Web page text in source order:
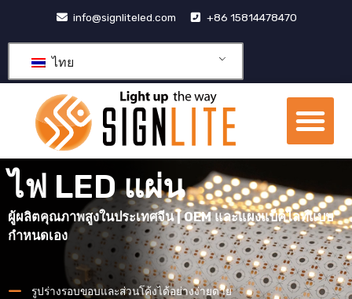
内
info@signliteled.com +86 15814478470
ไทย
เม
ไฟ LED แผ่น
ผู้ผลิตคุณภาพสูงในประเทศจีน | OEM และแผงแบ็คไลท์แบบ
กำหนดเอง
รูปร่างรอบขอบและส่วนโค้งได้อย่างง่ายดาย